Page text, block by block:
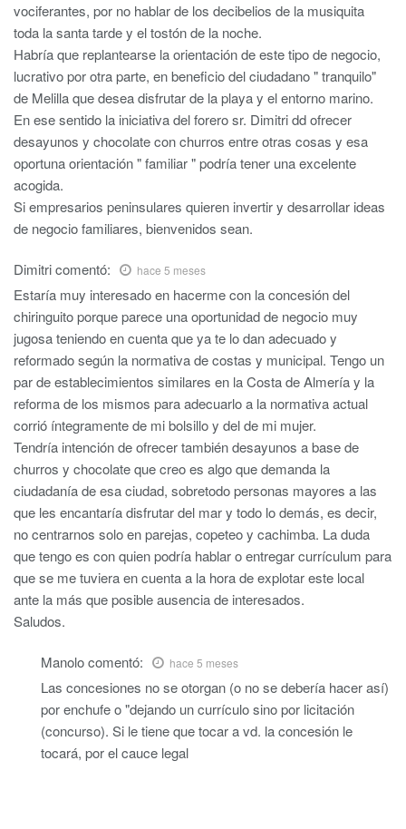
vociferantes, por no hablar de los decibelios de la musiquita
toda la santa tarde y el tostón de la noche.
Habría que replantearse la orientación de este tipo de negocio,
lucrativo por otra parte, en beneficio del ciudadano " tranquilo"
de Melilla que desea disfrutar de la playa y el entorno marino.
En ese sentido la iniciativa del forero sr. Dimitri dd ofrecer
desayunos y chocolate con churros entre otras cosas y esa
oportuna orientación " familiar " podría tener una excelente
acogida.
Si empresarios peninsulares quieren invertir y desarrollar ideas
de negocio familiares, bienvenidos sean.
Dimitricomentó: hace 5 meses
Estaría muy interesado en hacerme con la concesión del
chiringuito porque parece una oportunidad de negocio muy
jugosa teniendo en cuenta que ya te lo dan adecuado y
reformado según la normativa de costas y municipal. Tengo un
par de establecimientos similares en la Costa de Almería y la
reforma de los mismos para adecuarlo a la normativa actual
corrió íntegramente de mi bolsillo y del de mi mujer.
Tendría intención de ofrecer también desayunos a base de
churros y chocolate que creo es algo que demanda la
ciudadanía de esa ciudad, sobretodo personas mayores a las
que les encantaría disfrutar del mar y todo lo demás, es decir,
no centrarnos solo en parejas, copeteo y cachimba. La duda
que tengo es con quien podría hablar o entregar currículum para
que se me tuviera en cuenta a la hora de explotar este local
ante la más que posible ausencia de interesados.
Saludos.
Manolocomentó: hace 5 meses
Las concesiones no se otorgan (o no se debería hacer así)
por enchufe o "dejando un currículo sino por licitación
(concurso). Si le tiene que tocar a vd. la concesión le
tocará, por el cauce legal